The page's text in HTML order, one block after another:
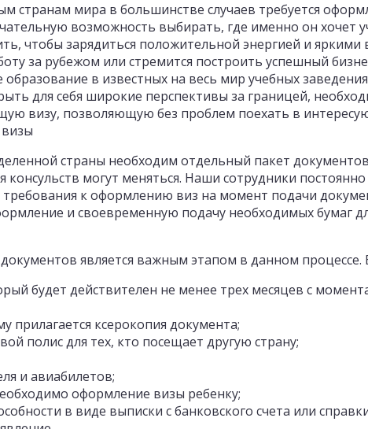
странам мира в большинстве случаев требуется
возможность выбирать, где именно он хочет
чтобы зарядиться положительной энергией и яркими
за рубежом или стремится построить успешный
в известных на весь мир учебных
для себя широкие перспективы за границей,
визу, позволяющую без проблем поехать в
страны необходим отдельный пакет
могут меняться. Наши сотрудники
к оформлению виз на момент подачи
и своевременную подачу необходимых бумаг
является важным этапом в данном процессе.
будет действителен не менее трех месяцев с
ксерокопия документа;
полис для тех, кто посещает другую страну;
и авиабилетов;
оформление визы ребенку;
в виде выписки с банковского счета или